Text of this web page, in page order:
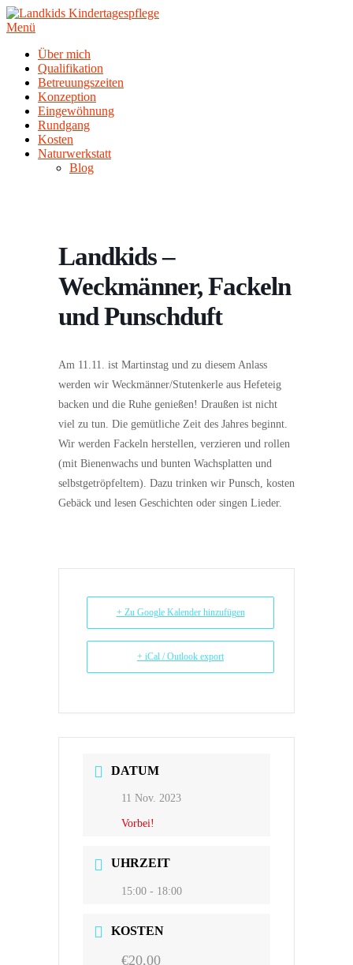
Zum
Inhalt
Menü
Über mich
Qualifikation
Betreuungszeiten
Konzeption
Eingewöhnung
Rundgang
Kosten
Naturwerkstatt
Blog
Landkids –
Weckmänner, Fackeln
und Punschduft
Am 11.11. ist Martinstag und zu diesem Anlass
werden wir Weckmänner/Stutenkerle aus Hefeteig
backen und die Ruhe genießen! Draußen ist nicht
viel zu tun. Die gemütliche Zeit des Jahres beginnt.
Wir werden Fackeln herstellen, verzieren und rollen
(mit Bienenwachs und bunten Wachsplatten und
selbstgetröpfeltem). Dazu trinken wir Punsch, kosten
Gebäck und lesen Geschichten oder singen Lieder.
+ Zu Google Kalender hinzufügen
+ iCal / Outlook export
DATUM
11 Nov. 2023
Vorbei!
UHRZEIT
15:00 - 18:00
KOSTEN
€20,00